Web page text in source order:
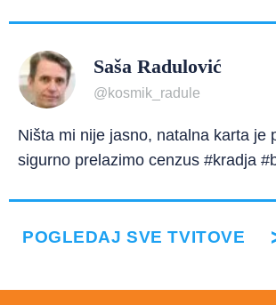
Saša Radulović
@kosmik_radule
Ništa mi nije jasno, natalna karta je
sigurno prelazimo cenzus #kradja
POGLEDAJ SVE TVITOVE